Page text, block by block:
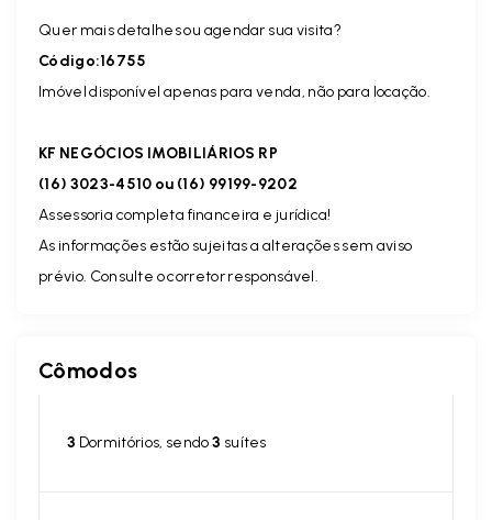
Quer mais detalhes ou agendar sua visita?
Código:16755
Imóvel disponível apenas para venda, não para locação.
KF NEGÓCIOS IMOBILIÁRIOS RP
(16) 3023-4510 ou (16) 99199-9202
Assessoria completa financeira e jurídica!
As informações estão sujeitas a alterações sem aviso
prévio. Consulte o corretor responsável.
Cômodos
3 Dormitórios, sendo3 suítes